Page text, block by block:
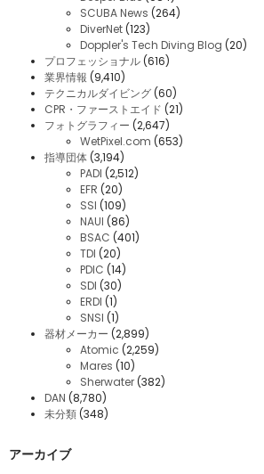
SCUBA News (264)
DiverNet (123)
Doppler's Tech Diving Blog (20)
プロフェッショナル (616)
業界情報 (9,410)
テクニカルダイビング (60)
CPR・ファーストエイド (21)
フォトグラフィー (2,647)
WetPixel.com (653)
指導団体 (3,194)
PADI (2,512)
EFR (20)
SSI (109)
NAUI (86)
BSAC (401)
TDI (20)
PDIC (14)
SDI (30)
ERDI (1)
SNSI (1)
器材メーカー (2,899)
Atomic (2,259)
Mares (10)
Sherwater (382)
DAN (8,780)
未分類 (348)
アーカイブ